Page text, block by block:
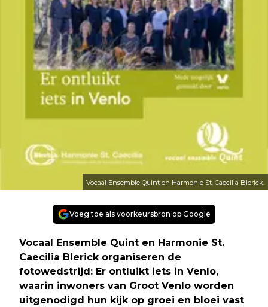
Vocaal Ensemble Quint en Harmonie St. Caecilia Blerick.
Voeg toe als voorkeursbron op Google
Vocaal Ensemble Quint en Harmonie St.
Caecilia Blerick organiseren de
fotowedstrijd: Er ontluikt iets in Venlo,
waarin inwoners van Groot Venlo worden
uitgenodigd hun kijk op groei en bloei vast